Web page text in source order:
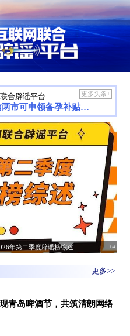
合辟谣平台
网传“河南两市可申领备孕补贴”不实（2026·07·31）
更多头条+
年第二季度辟谣榜综述 1/4
更多>>
青岛啤酒节，共筑清朗网络